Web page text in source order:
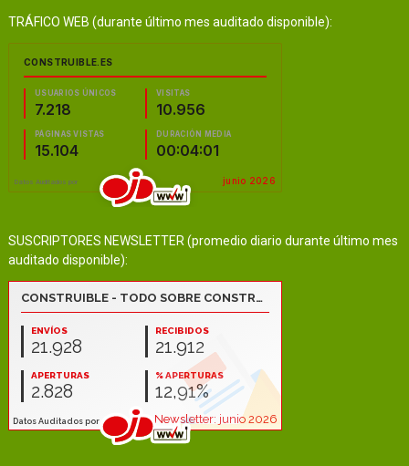
TRÁFICO WEB (durante último mes auditado disponible):
SUSCRIPTORES NEWSLETTER (promedio diario durante último mes
auditado disponible):